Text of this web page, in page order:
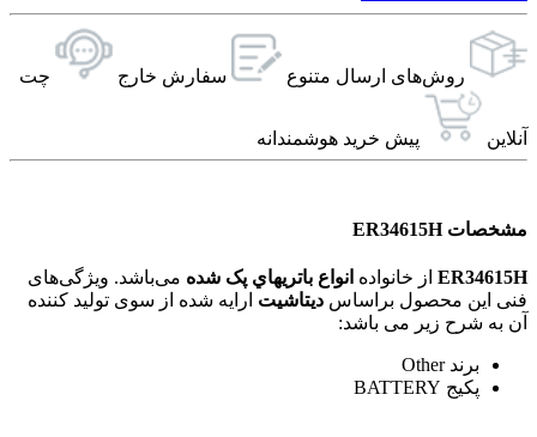
روش‌های ارسال‌ متنوع سفارش خارج چت
آنلاین پیش خرید هوشمندانه
مشخصات ER34615H
ER34615H از خانواده انواع باتريهاي پک شده می‌باشد. ویژگی‌های
فنی این محصول براساس دیتاشیت ارایه شده از سوی تولید کننده
آن به شرح زیر می باشد:
برند Other
پکیج BATTERY